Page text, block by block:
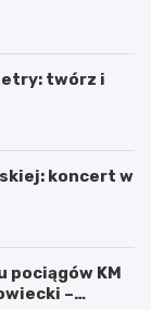
twórz i
koncert w
pociągów KM
–